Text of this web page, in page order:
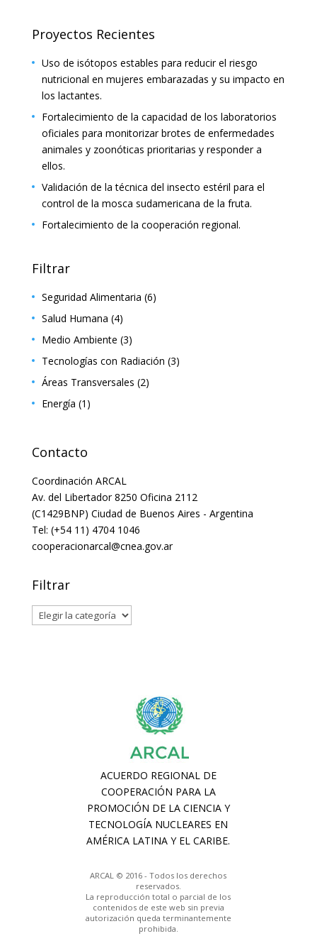
Proyectos Recientes
Uso de isótopos estables para reducir el riesgo
nutricional en mujeres embarazadas y su impacto en
los lactantes.
Fortalecimiento de la capacidad de los laboratorios
oficiales para monitorizar brotes de enfermedades
animales y zoonóticas prioritarias y responder a
ellos.
Validación de la técnica del insecto estéril para el
control de la mosca sudamericana de la fruta.
Fortalecimiento de la cooperación regional.
Filtrar
Seguridad Alimentaria (6)
Salud Humana (4)
Medio Ambiente (3)
Tecnologías con Radiación (3)
Áreas Transversales (2)
Energía (1)
Contacto
Coordinación ARCAL
Av. del Libertador 8250 Oficina 2112
(C1429BNP) Ciudad de Buenos Aires - Argentina
Tel: (+54 11) 4704 1046
cooperacionarcal@cnea.gov.ar
Filtrar
Filtrar
ARCAL © 2016 - Todos los derechos
reservados.
La reproducción total o parcial de los
contenidos de este web sin previa
autorización queda terminantemente
prohibida.